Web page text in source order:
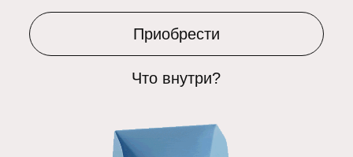
Приобрести